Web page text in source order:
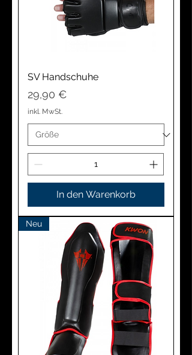
SV Handschuhe
Preis
29,90 €
inkl. MwSt.
In den Warenkorb
Neu